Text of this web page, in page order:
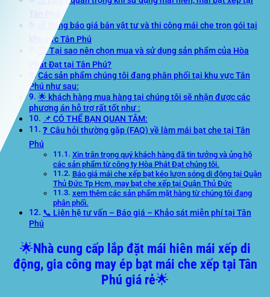
Tân Phú
💰 Bảng báo giá bán vật tư và thi công mái che trọn gói tại
khu vực Tân Phú
🏆 Tại sao nên chọn mua và sử dụng sản phẩm của Hòa
Phát Đạt tại Tân Phú?
Các sản phẩm chúng tôi đang phân phối tại khu vực Tân
Phú như sau:
🌟 khách hàng mua hàng tại chúng tôi sẽ nhận được các
phương án hỗ trợ rất tốt như :
📌 CÓ THỂ BẠN QUAN TÂM:
❓ Câu hỏi thường gặp (FAQ) về làm mái bạt che tại Tân
Phú
Xin trân trọng quý khách hàng đã tin tưởng và ủng hộ
các sản phẩm từ công ty Hòa Phát Đạt chúng tôi.
Báo giá mái che xếp bạt kéo lượn sóng di động tại Quận
Thủ Đức Tp Hcm, may bạt che xếp tại Quận Thủ Đức
xem thêm các sản phẩm mặt hàng từ chúng tôi đang
phân phối.
📞 Liên hệ tư vấn – Báo giá – Khảo sát miễn phí tại Tân
Phú
🌟Nhà cung cấp lắp đặt mái hiên mái xếp di
động, gia công may ép bạt mái che xếp tại Tân
Phú giá rẻ🌟